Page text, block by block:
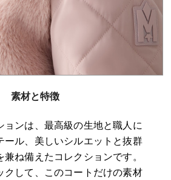
素材と特徴
ョンは、最高級の生地と職人に
ール、美しいシルエットと抜群
ね備えたコレクションです。
クして、このコートだけの素材